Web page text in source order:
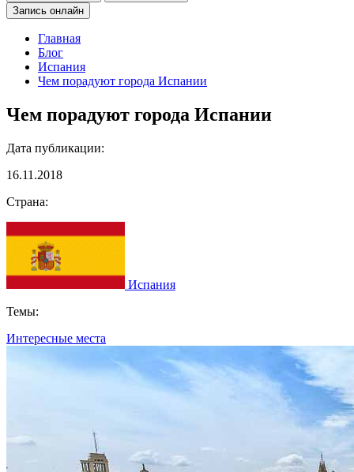
Запись онлайн
Главная
Блог
Испания
Чем порадуют города Испании
Чем порадуют города Испании
Дата публикации:
16.11.2018
Страна:
Испания
Темы:
Интересные места